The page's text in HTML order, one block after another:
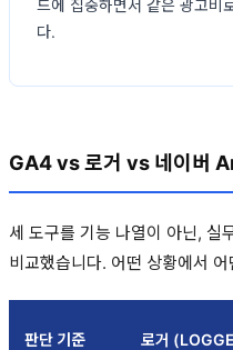
드에 집중하면서 같은 광고비
다.
GA4 vs 로거 vs 네이버
세 도구를 기능 나열이 아닌, 실
비교했습니다. 어떤 상황에서
판단 기준 로거